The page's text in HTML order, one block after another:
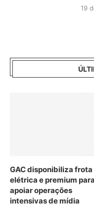
19
GAC disponibiliza frota
elétrica e premium para
apoiar operações
intensivas de mídia